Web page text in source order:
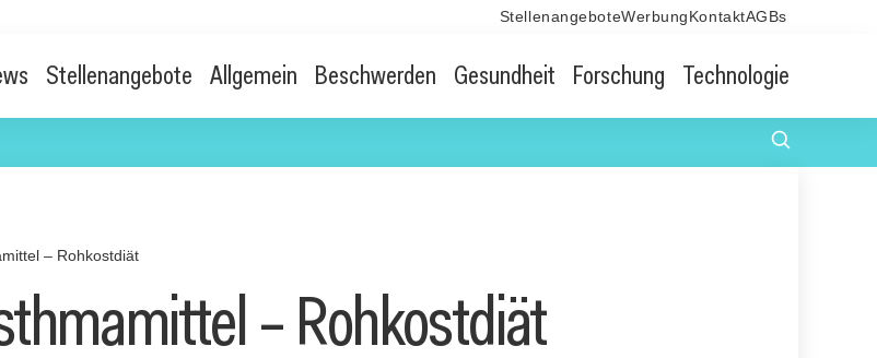
StellenangeboteWerbung KontaktAGBs
Stellenangebote Allgemein Beschwerden Gesundheit Forschung Technologie
– Rohkostdiät
– Rohkostdiät